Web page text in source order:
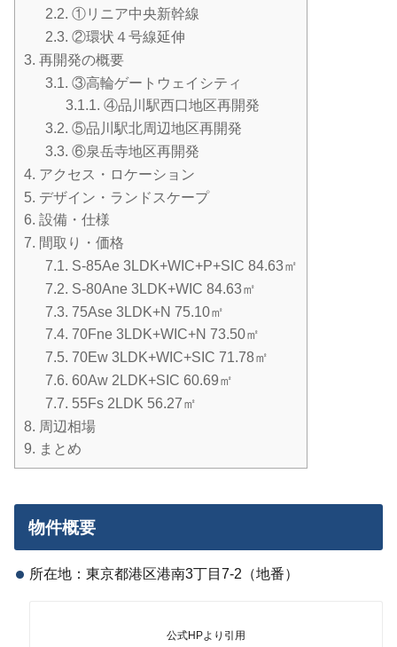
2.2. ①リニア中央新幹線
2.3. ②環状４号線延伸
3. 再開発の概要
3.1. ③高輪ゲートウェイシティ
3.1.1. ④品川駅西口地区再開発
3.2. ⑤品川駅北周辺地区再開発
3.3. ⑥泉岳寺地区再開発
4. アクセス・ロケーション
5. デザイン・ランドスケープ
6. 設備・仕様
7. 間取り・価格
7.1. S-85Ae 3LDK+WIC+P+SIC 84.63㎡
7.2. S-80Ane 3LDK+WIC 84.63㎡
7.3. 75Ase 3LDK+N 75.10㎡
7.4. 70Fne 3LDK+WIC+N 73.50㎡
7.5. 70Ew 3LDK+WIC+SIC 71.78㎡
7.6. 60Aw 2LDK+SIC 60.69㎡
7.7. 55Fs 2LDK 56.27㎡
8. 周辺相場
9. まとめ
物件概要
所在地：東京都港区港南3丁目7-2（地番）
公式HPより引用